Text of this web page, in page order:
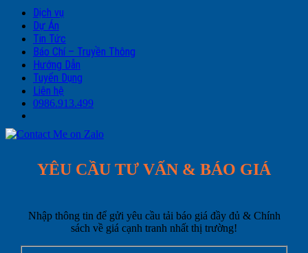
Dịch vụ
Dự Án
Tin Tức
Báo Chí – Truyền Thông
Hướng Dẫn
Tuyển Dụng
Liên hệ
0986.913.499
YÊU CẦU TƯ VẤN & BÁO GIÁ
Nhập thông tin để gửi yêu cầu tải báo giá đầy đủ & Chính
sách về giá cạnh tranh nhất thị trường!